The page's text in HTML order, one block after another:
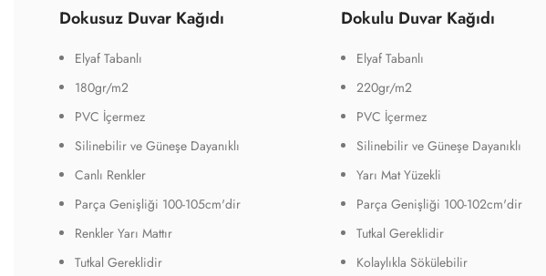
Dokusuz Duvar Kağıdı
Elyaf Tabanlı
180gr/m2
PVC İçermez
Silinebilir ve Güneşe Dayanıklı
Canlı Renkler
Parça Genişliği 100-105cm'dir
Renkler Yarı Mattır
Tutkal Gereklidir
Dokulu Duvar Kağıdı
Elyaf Tabanlı
220gr/m2
PVC İçermez
Silinebilir ve Güneşe Dayanıklı
Yarı Mat Yüzekli
Parça Genişliği 100-102cm'dir
Tutkal Gereklidir
Kolaylıkla Sökülebilir